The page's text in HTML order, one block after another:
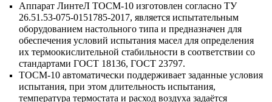
Аппарат ЛинтеЛ ТОСМ-10 изготовлен согласно ТУ
26.51.53-075-0151785-2017, является испытательным
оборудованием настольного типа и предназначен для
обеспечения условий испытания масел для определения
их термоокислительной стабильности в соответствии со
стандартами ГОСТ 18136, ГОСТ 23797.
ТОСМ-10 автоматически поддерживает заданные условия
испытания, при этом длительность испытания,
температура термостата и расход воздуха задаётся